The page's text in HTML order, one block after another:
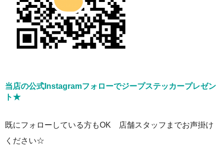
当店の公式Instagramフォローでジープステッカープレゼン
ト★
既にフォローしている方もOK 店舗スタッフまでお声掛け
ください☆